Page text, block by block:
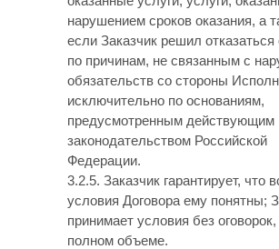
нарушением сроков оказания, а
если Заказчик решил отказаться
по причинам, не связанным с
обязательств со стороны
исключительно по основаниям,
предусмотренным действующим
законодательством Российской
Федерации.
3.2.5. Заказчик гарантирует, что
условия Договора ему понятны;
принимает условия без
полном объеме.